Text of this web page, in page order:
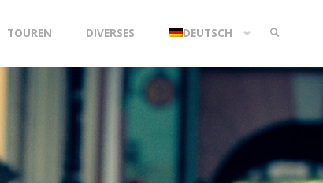
TOUREN DIVERSES DEUTSCH